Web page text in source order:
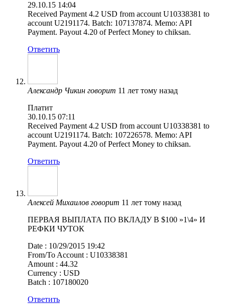
29.10.15 14:04
Received Payment 4.2 USD from account U10338381 to
account U2191174. Batch: 107137874. Memo: API
Payment. Payout 4.20 of Perfect Money to chiksan.
Ответить
Александр Чикин говорит 11 лет тому назад
Платит
30.10.15 07:11
Received Payment 4.2 USD from account U10338381 to
account U2191174. Batch: 107226578. Memo: API
Payment. Payout 4.20 of Perfect Money to chiksan.
Ответить
Алексей Михаилов говорит 11 лет тому назад
ПЕРВАЯ ВЫПЛАТА ПО ВКЛАДУ В $100 »1\4» И
РЕФКИ ЧУТОК
Date : 10/29/2015 19:42
From/To Account : U10338381
Amount : 44.32
Currency : USD
Batch : 107180020
Ответить